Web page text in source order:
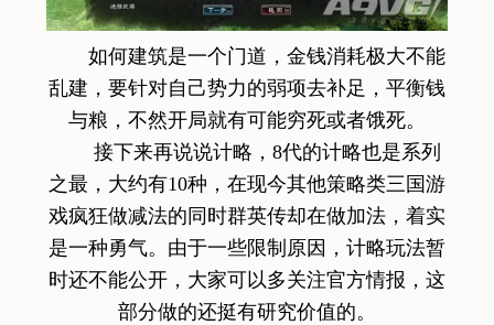
如何建筑是一个门道，金钱消耗极大不能
乱建，要针对自己势力的弱项去补足，平衡钱
与粮，不然开局就有可能穷死或者饿死。
接下来再说说计略，8代的计略也是系列
之最，大约有10种，在现今其他策略类三国游
戏疯狂做减法的同时群英传却在做加法，着实
是一种勇气。由于一些限制原因，计略玩法暂
时还不能公开，大家可以多关注官方情报，这
部分做的还挺有研究价值的。